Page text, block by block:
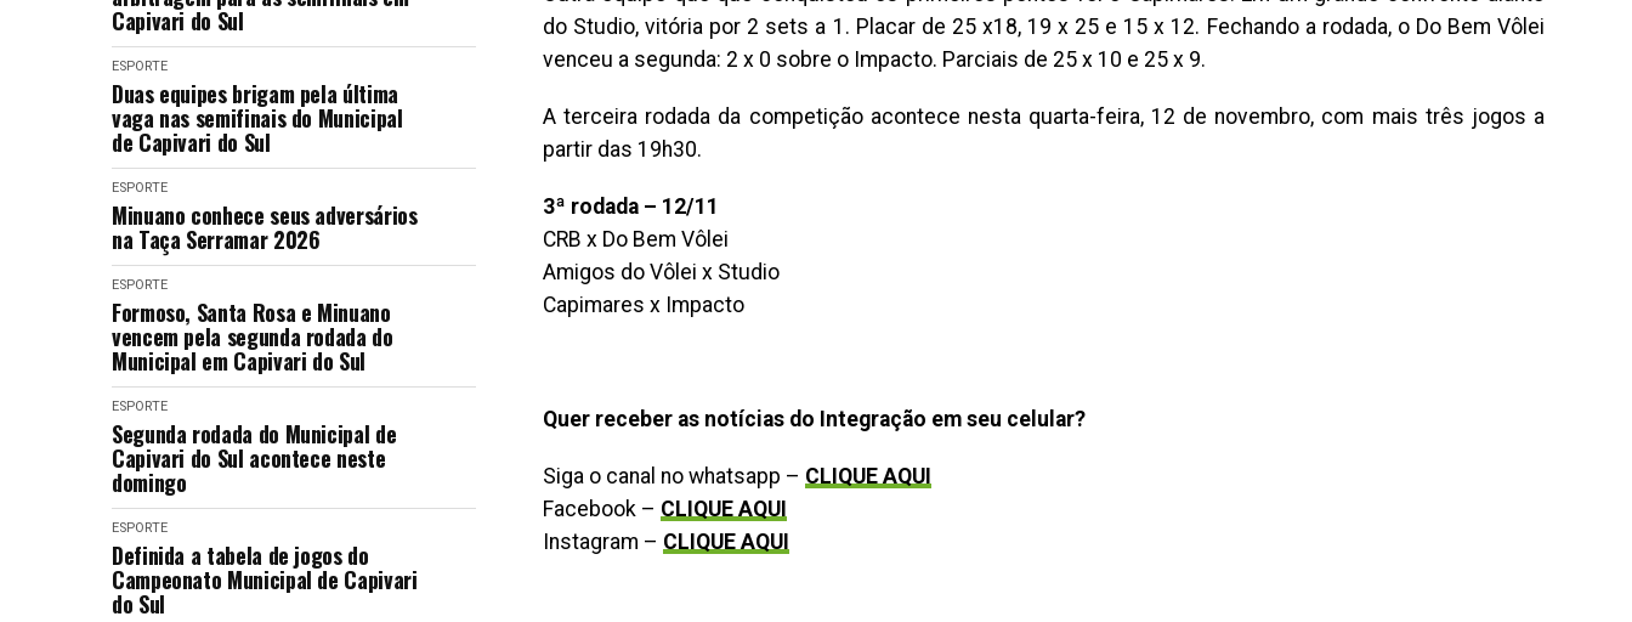
Capivari do Sul
ESPORTE
Duas equipes brigam pela última
vaga nas semifinais do Municipal
de Capivari do Sul
ESPORTE
Minuano conhece seus adversários
na Taça Serramar 2026
ESPORTE
Formoso, Santa Rosa e Minuano
vencem pela segunda rodada do
Municipal em Capivari do Sul
ESPORTE
Segunda rodada do Municipal de
Capivari do Sul acontece neste
domingo
ESPORTE
Definida a tabela de jogos do
Campeonato Municipal de Capivari
do Sul
do Studio, vitória por 2 sets a 1. Placar de 25 x18, 19 x 25 e 15 x 12. Fechando a rodada, o Do Bem Vôlei
venceu a segunda: 2 x 0 sobre o Impacto. Parciais de 25 x 10 e 25 x 9.
A terceira rodada da competição acontece nesta quarta-feira, 12 de novembro, com mais três jogos a
partir das 19h30.
3ª rodada – 12/11
CRB x Do Bem Vôlei
Amigos do Vôlei x Studio
Capimares x Impacto
Quer receber as notícias do Integração em seu celular?
Siga o canal no whatsapp – CLIQUE AQUI
Facebook – CLIQUE AQUI
Instagram – CLIQUE AQUI